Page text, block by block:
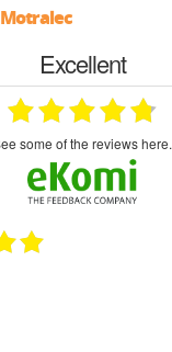
Motralec
Excellent
see some of the reviews here.